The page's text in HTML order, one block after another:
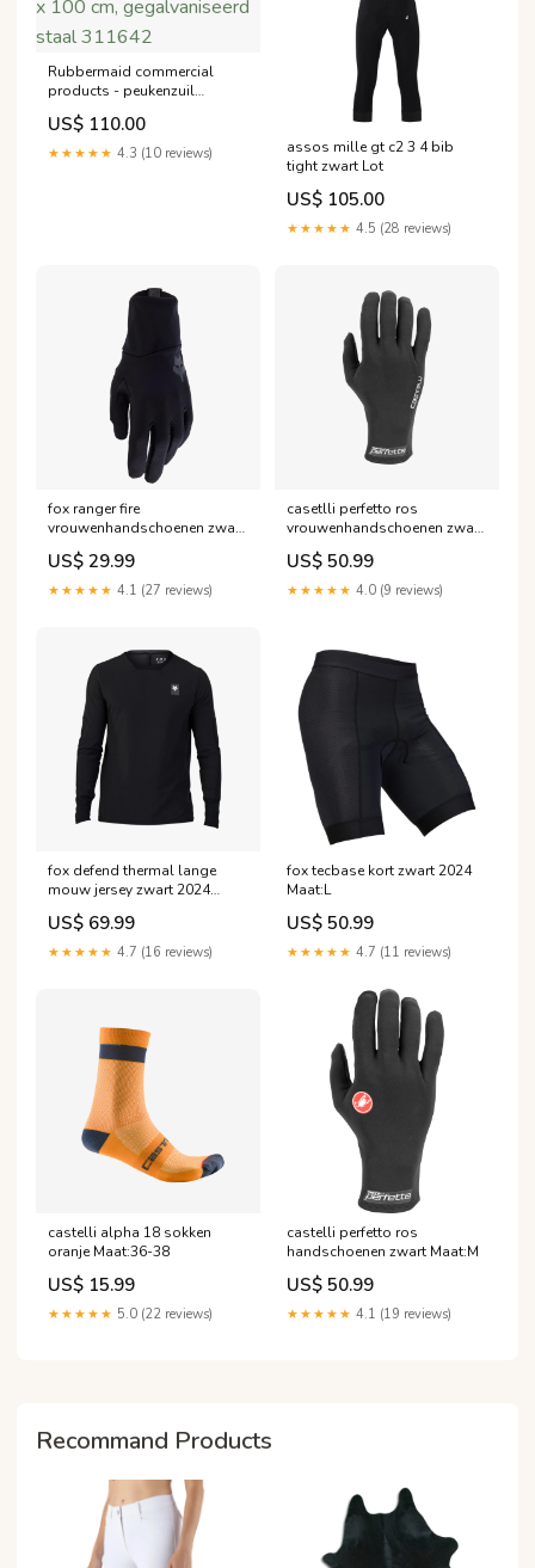
Rubbermaid commercial
products - peukenzuil
Groundskeeper, ft 31 x 31 x
100 cm, gegalvaniseerd staal
311642
US$ 110.00
★★★★★ 4.3 (10 reviews)
assos mille gt c2 3 4 bib
tight zwart Lot
US$ 105.00
★★★★★ 4.5 (28 reviews)
fox ranger fire
vrouwenhandschoenen zwart
2024 No Hartje
US$ 29.99
★★★★★ 4.1 (27 reviews)
casetlli perfetto ros
vrouwenhandschoenen zwart
TVA5.5
US$ 50.99
★★★★★ 4.0 (9 reviews)
fox defend thermal lange
mouw jersey zwart 2024
Maat:M
US$ 69.99
★★★★★ 4.7 (16 reviews)
fox tecbase kort zwart 2024
Maat:L
US$ 50.99
★★★★★ 4.7 (11 reviews)
castelli alpha 18 sokken
oranje Maat:36-38
US$ 15.99
★★★★★ 5.0 (22 reviews)
castelli perfetto ros
handschoenen zwart Maat:M
US$ 50.99
★★★★★ 4.1 (19 reviews)
Recommand Products